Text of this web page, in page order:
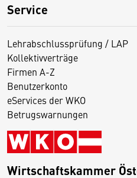
Service
Lehrabschlussprüfung / LAP
Kollektivverträge
Firmen A-Z
Benutzerkonto
eServices der WKO
Betrugswarnungen
Wirtschaftskammer